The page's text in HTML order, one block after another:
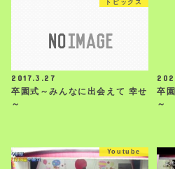
トピックス
2017.3.27
卒園式～みんなに出会えて 幸せ
～
卒
～
Youtube